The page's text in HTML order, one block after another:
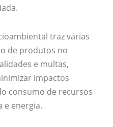
traz várias
de produtos no
e multas,
impactos
consumo de recursos
e energia.